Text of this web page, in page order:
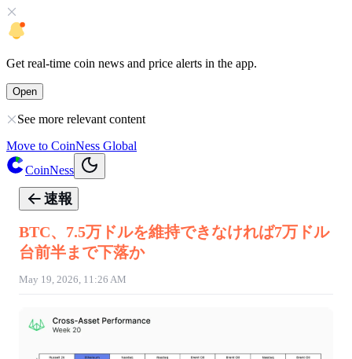
Get real-time coin news and price alerts in the app.
Open
See more relevant content
Move to CoinNess Global
CoinNess
速報
BTC、7.5万ドルを維持できなければ7万ドル
台前半まで下落か
May 19, 2026, 11:26 AM